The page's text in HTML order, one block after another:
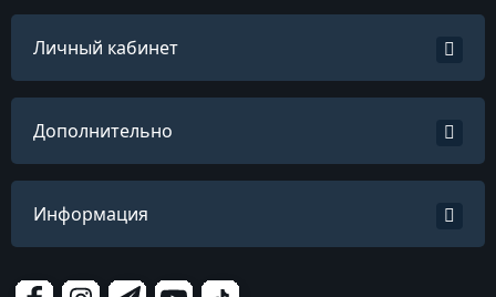
Личный кабинет
Дополнительно
Информация